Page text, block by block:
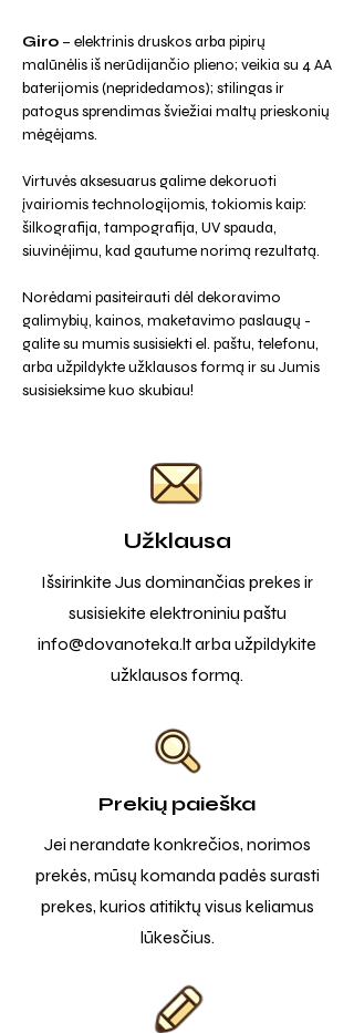
Giro – elektrinis druskos arba pipirų
malūnėlis iš nerūdijančio plieno; veikia su 4 AA
baterijomis (nepridedamos); stilingas ir
patogus sprendimas šviežiai maltų prieskonių
mėgėjams.
Virtuvės aksesuarus galime dekoruoti
įvairiomis technologijomis, tokiomis kaip:
šilkografija, tampografija, UV spauda,
siuvinėjimu, kad gautume norimą rezultatą.
Norėdami pasiteirauti dėl dekoravimo
galimybių, kainos, maketavimo paslaugų -
galite su mumis susisiekti el. paštu, telefonu,
arba užpildykte užklausos formą ir su Jumis
susisieksime kuo skubiau!
Užklausa
Išsirinkite Jus dominančias prekes ir
susisiekite elektroniniu paštu
info@dovanoteka.ltarba užpildykite
užklausos formą.
Prekių paieška
Jei nerandate konkrečios, norimos
prekės, mūsų komanda padės surasti
prekes, kurios atitiktų visus keliamus
lūkesčius.